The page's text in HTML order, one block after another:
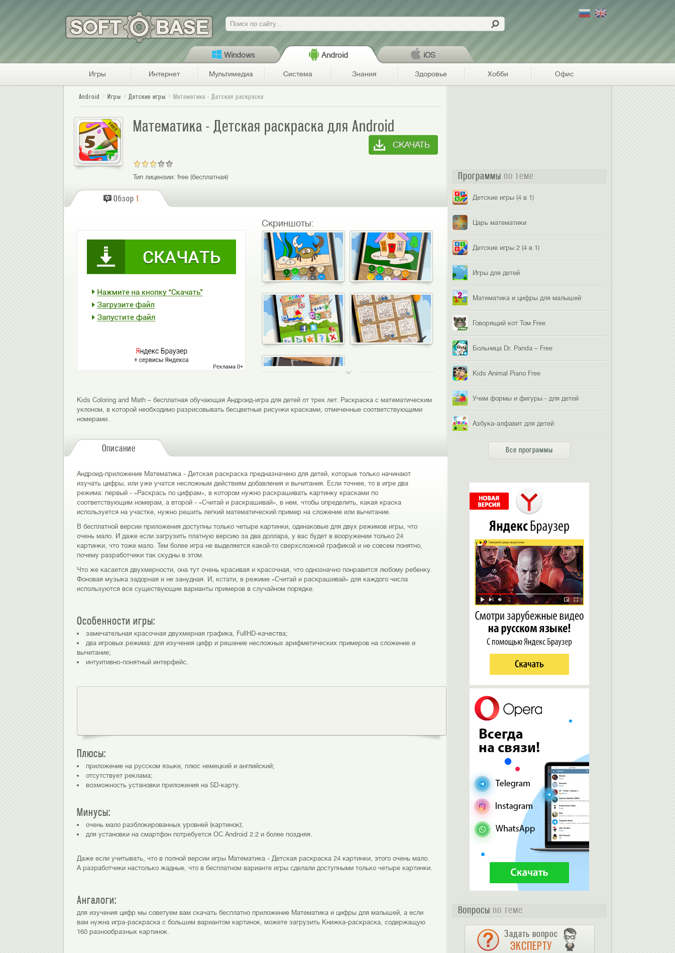
Поиск
Windows Android iOS
Игры Интернет Мультимедиа Система Знания Здоровье Хобби Офис
Android Игры Детские игры Математика - Детская раскраска
Математика - Детская раскраска для Android
СКАЧАТЬ
Тип лицензии: free (бесплатная)
Обзор 1
Скриншоты:
Kids Coloring and Math – бесплатная обучающая Андроид-игра для детей от трех лет. Раскраска с математическим
уклоном, в которой необходимо разрисовывать бесцветные рисунки красками, отмеченные соответствующими
номерами.
Описание
Андроид-приложение Математика - Детская раскраска предназначено для детей, которые только начинают
изучать цифры, или уже учатся несложным действиям добавления и вычитания. Если точнее, то в игре два
режима: первый - «Раскрась по цифрам», в котором нужно раскрашивать картинку красками по
соответствующим номерам, а второй - «Считай и раскрашивай», в нем, чтобы определить, какая краска
используется на участке, нужно решить легкий математический пример на сложение или вычитание.
В бесплатной версии приложения доступны только четыре картинки, одинаковые для двух режимов игры, что
очень мало. И даже если загрузить платную версию за два доллара, у вас будет в вооружении только 24
картинки, что тоже мало. Тем более игра не выделяется какой-то сверхсложной графикой и не совсем понятно,
почему разработчики так скудны в этом.
Что же касается двухмерности, она тут очень красивая и красочная, что однозначно понравится любому ребенку.
Фоновая музыка задорная и не занудная. И, кстати, в режиме «Считай и раскрашивай» для каждого числа
используются все существующие варианты примеров в случайном порядке.
Особенности игры:
замечательная красочная двухмерная графика, FullHD-качества;
два игровых режима: для изучения цифр и решение несложных арифметических примеров на сложение и
вычитание;
интуитивно-понятный интерфейс.
Плюсы:
приложение на русском языке, плюс немецкий и английский;
отсутствует реклама;
возможность установки приложения на SD-карту.
Минусы:
очень мало разблокированных уровней (картинок);
для установки на смартфон потребуется ОС Android 2.2 и более поздняя.
Даже если учитывать, что в полной версии игры Математика - Детская раскраска 24 картинки, этого очень мало.
А разработчики настолько жадные, что в бесплатном варианте игры сделали доступными только четыре картинки.
Ангалоги:
для изучения цифр мы советуем вам скачать бесплатно приложение Математика и цифры для малышей, а если
вам нужна игра-раскраска с большим вариантом картинок, можете загрузить Книжка-раскраска, содержащую
160 разнообразных картинок.
Программы по теме
Детские игры (4 в 1)
Царь математики
Детские игры 2 (4 в 1)
Игры для детей
Математика и цифры для малышей
Говорящий кот Том Free
Больница Dr. Panda – Free
Kids Animal Piano Free
Учим формы и фигуры - для детей
Азбука-алфавит для детей
Все программы
Вопросы по теме
Задать вопрос
ЭКСПЕРТУ